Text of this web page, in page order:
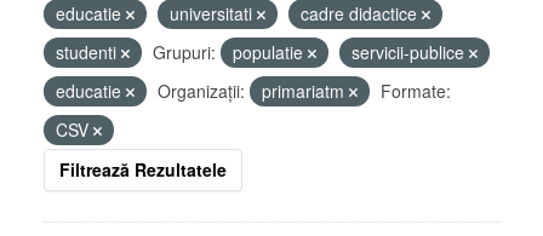
educatie
universitati
cadre didactice
studenti
Grupuri: populatie
servicii-publice
educatie
Organizații: primariatm
Formate:
CSV
Filtrează Rezultatele